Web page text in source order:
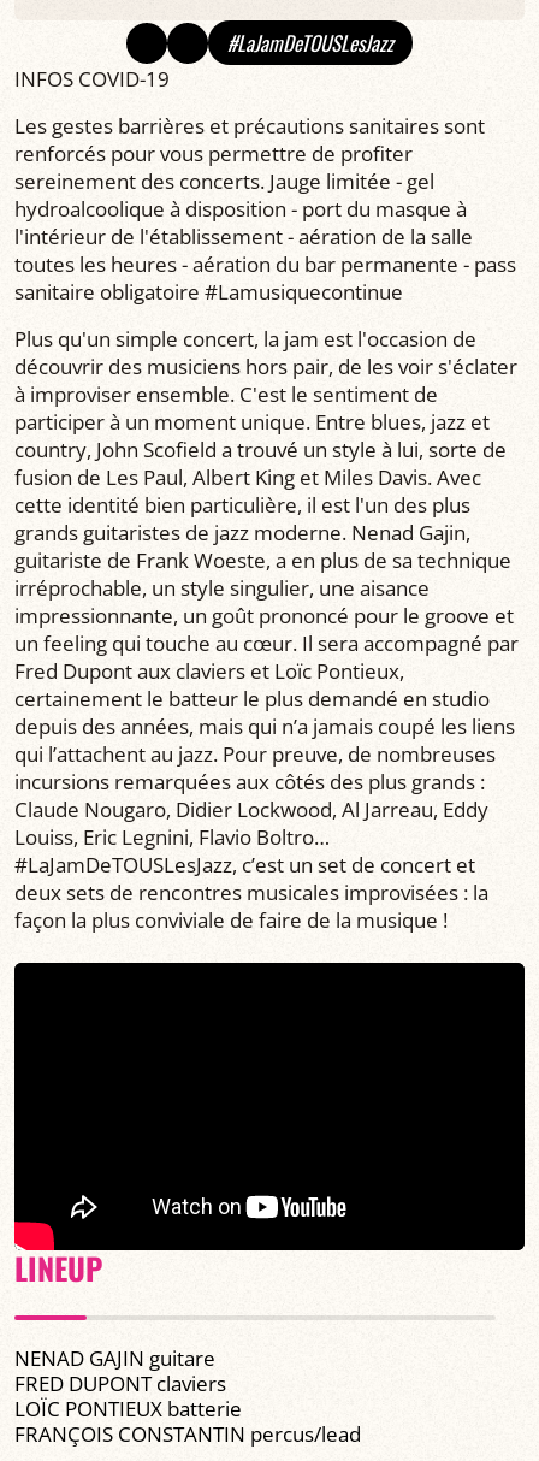
#LaJamDeTOUSLesJazz
INFOS COVID-19
Les gestes barrières et précautions sanitaires sont
renforcés pour vous permettre de profiter
sereinement des concerts. Jauge limitée - gel
hydroalcoolique à disposition - port du masque à
l'intérieur de l'établissement - aération de la salle
toutes les heures - aération du bar permanente - pass
sanitaire obligatoire #Lamusiquecontinue
Plus qu'un simple concert, la jam est l'occasion de
découvrir des musiciens hors pair, de les voir s'éclater
à improviser ensemble. C'est le sentiment de
participer à un moment unique. Entre blues, jazz et
country, John Scofield a trouvé un style à lui, sorte de
fusion de Les Paul, Albert King et Miles Davis. Avec
cette identité bien particulière, il est l'un des plus
grands guitaristes de jazz moderne. Nenad Gajin,
guitariste de Frank Woeste, a en plus de sa technique
irréprochable, un style singulier, une aisance
impressionnante, un goût prononcé pour le groove et
un feeling qui touche au cœur. Il sera accompagné par
Fred Dupont aux claviers et Loïc Pontieux,
certainement le batteur le plus demandé en studio
depuis des années, mais qui n’a jamais coupé les liens
qui l’attachent au jazz. Pour preuve, de nombreuses
incursions remarquées aux côtés des plus grands :
Claude Nougaro, Didier Lockwood, Al Jarreau, Eddy
Louiss, Eric Legnini, Flavio Boltro…
#LaJamDeTOUSLesJazz, c’est un set de concert et
deux sets de rencontres musicales improvisées : la
façon la plus conviviale de faire de la musique !
LINEUP
NENAD GAJIN guitare
FRED DUPONT claviers
LOÏC PONTIEUX batterie
FRANÇOIS CONSTANTIN percus/lead